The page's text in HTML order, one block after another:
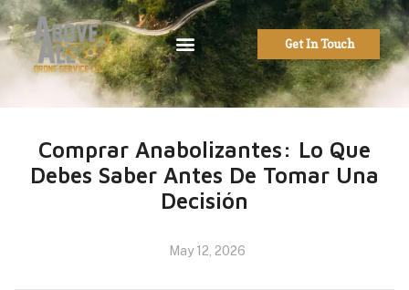
Get In Touch
Comprar Anabolizantes: Lo Que
Debes Saber Antes De Tomar Una
Decisión
May 12, 2026